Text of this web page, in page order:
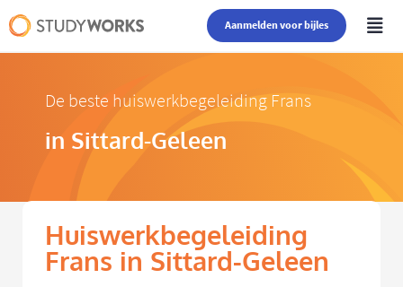
Aanmelden voor bijles
De beste huiswerkbegeleiding Frans
in Sittard-Geleen
Huiswerkbegeleiding
Frans in Sittard-Geleen